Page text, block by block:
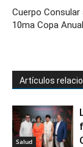
Cuerpo Consular
10ma Copa
Artículos
Salud